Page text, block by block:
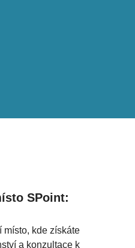
SPoint:
místo, kde získáte
a konzultace k